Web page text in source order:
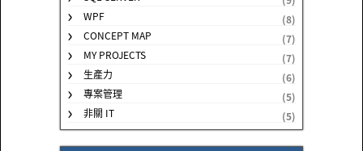
WPF
(8)
CONCEPT MAP
(7)
MY PROJECTS
(7)
生產力
(6)
專案管理
(5)
非關 IT
(5)